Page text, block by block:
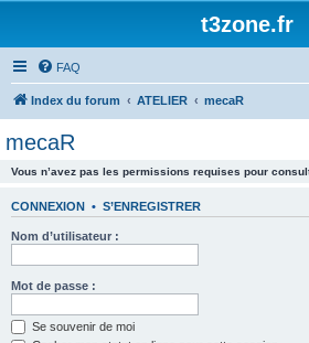
t3zone.fr
FAQ
Index du forum ATELIER mecaR
mecaR
Vous n’avez pas les permissions requises pour
CONNEXION • S’ENREGISTRER
Nom d’utilisateur :
Mot de passe :
Se souvenir de moi